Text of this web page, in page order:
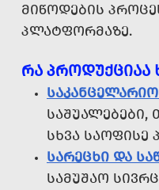
ᲛᲘᲬᲝᲓᲔᲑᲘᲡ
ᲞᲚᲐᲢᲤᲝᲠᲛᲐᲖᲔ.
ᲠᲐ ᲞᲠᲝᲓᲣᲥᲪᲘᲐᲐ
ᲡᲐᲨᲣᲐᲚᲔᲑᲔᲑᲘ,
ᲡᲮᲕᲐ ᲡᲐᲝᲤᲘᲡᲔ
ᲡᲐᲠᲔᲪᲮᲘ ᲓᲐ
ᲡᲐᲛᲣᲨᲐᲝ